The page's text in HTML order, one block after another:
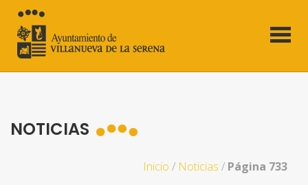
NOTICIAS
Inicio / Noticias / Página 733